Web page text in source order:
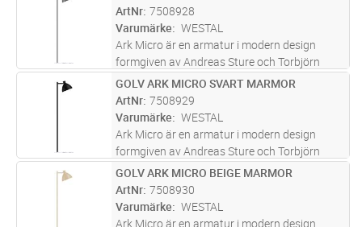
pulverlackad i sex olika kulörer. Fot i
pulverlackerad stål eller marmor. Vit
ArtNr 7508928
Varumärke
WESTAL
Ark Micro är en armatur i modern design
formgiven av Andreas Sture och Torbjörn
Eliasson. Tillverkad i rostfritt stål och
pulverlackad i sex olika kulörer. Fot i
pulverlackerad stål eller marmor. Vit
ST Lägg i kundvagn
GOLV ARK MICRO SVART MARMOR
ArtNr 7508929
Varumärke
WESTAL
Ark Micro är en armatur i modern design
formgiven av Andreas Sture och Torbjörn
Eliasson. Tillverkad i rostfritt stål och
pulverlackad i sex olika kulörer. Fot i
pulverlackerad stål eller marmor. Vit
ST Lägg i kundvagn
GOLV ARK MICRO BEIGE MARMOR
ArtNr 7508930
Varumärke
WESTAL
Ark Micro är en armatur i modern design